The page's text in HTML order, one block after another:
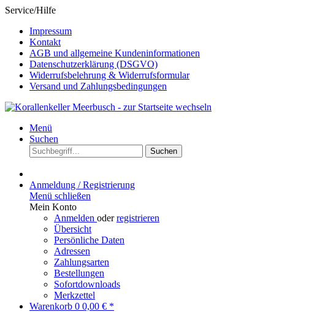
Service/Hilfe
Impressum
Kontakt
AGB und allgemeine Kundeninformationen
Datenschutzerklärung (DSGVO)
Widerrufsbelehrung & Widerrufsformular
Versand und Zahlungsbedingungen
Menü
Suchen
Suchen
Anmeldung / Registrierung
Menü schließen
Mein Konto
Anmelden oderregistrieren
Übersicht
Persönliche Daten
Adressen
Zahlungsarten
Bestellungen
Sofortdownloads
Merkzettel
Warenkorb 0 0,00 € *